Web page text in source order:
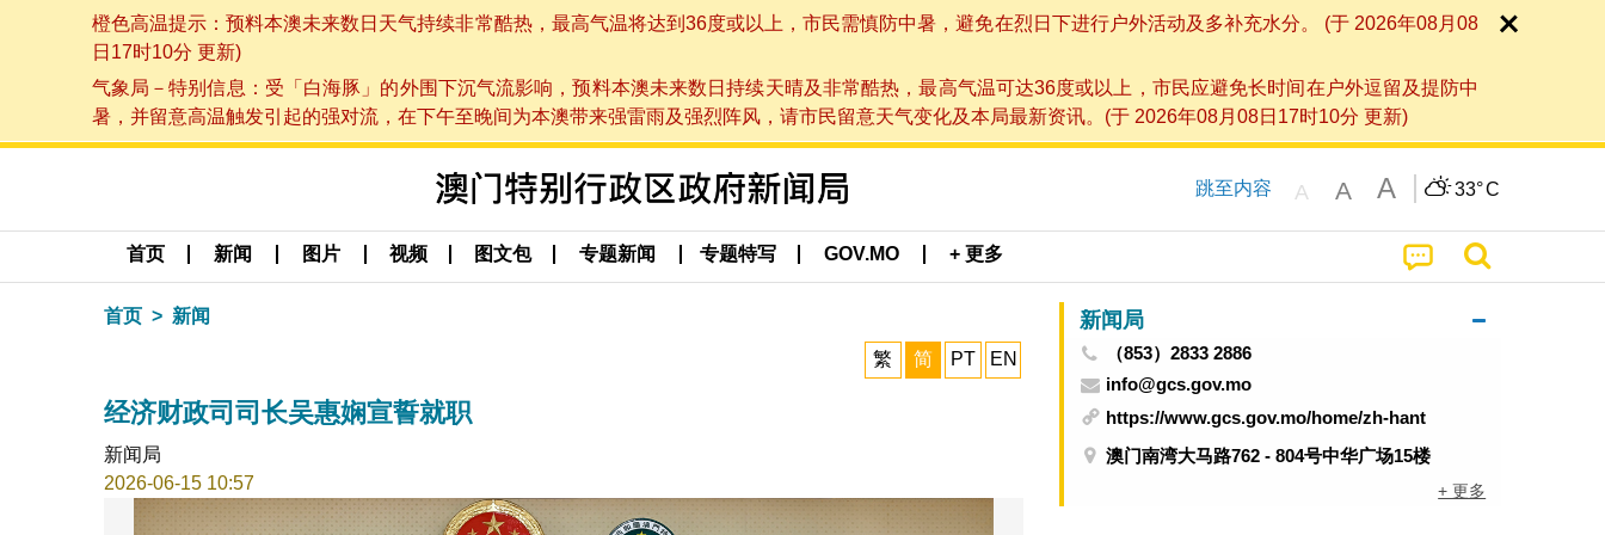
橙色高温提示：预料本澳未来数日天气持续非常酷热，最高气温将达到36度或以上，市民需慎防中暑，避免在烈日下进行户外活动及多补充水分。 (于 2026年08月08
日17时10分 更新)
气象局－特别信息：受「白海豚」的外围下沉气流影响，预料本澳未来数日持续天晴及非常酷热，最高气温可达36度或以上，市民应避免长时间在户外逗留及提防中
暑，并留意高温触发引起的强对流，在下午至晚间为本澳带来强雷雨及强烈阵风，请市民留意天气变化及本局最新资讯。(于 2026年08月08日17时10分 更新)
跳至内容 A A A 33°C
首页 新闻 图片 视频 图文包 专题新闻 专题特写 GOV.MO + 更多
首页 新闻
繁 简 PT EN
经济财政司司长吴惠娴宣誓就职
新闻局
2026-06-15 10:57
新闻局
（853）2833 2886
info@gcs.gov.mo
https://www.gcs.gov.mo/home/zh-hant
澳门南湾大马路762 - 804号中华广场15楼
+ 更多